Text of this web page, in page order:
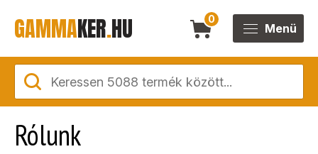
GAMMAKER.HU 0
Menü
Rólunk